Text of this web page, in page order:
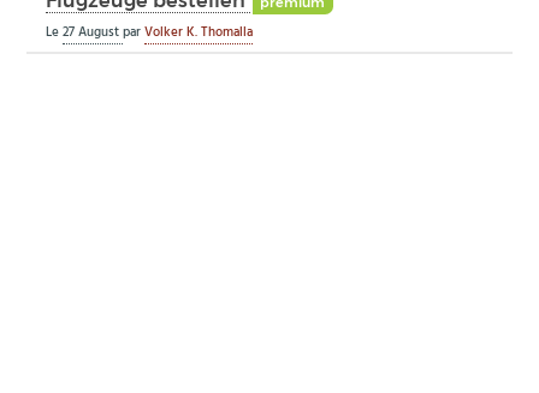
Le27 AugustparVolker K. Thomalla